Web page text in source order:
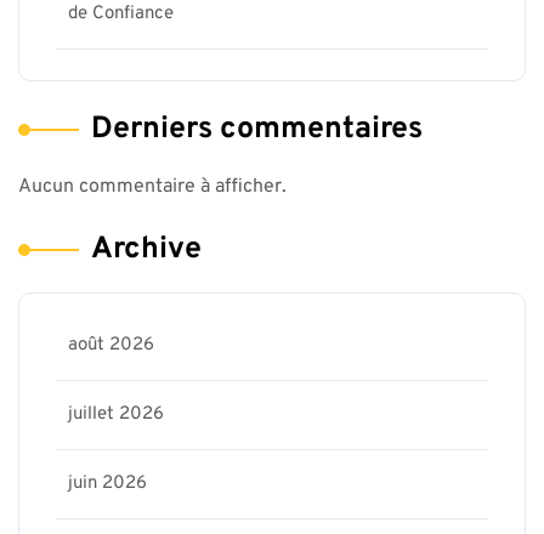
de Confiance
Derniers commentaires
Aucun commentaire à afficher.
Archive
août 2026
juillet 2026
juin 2026